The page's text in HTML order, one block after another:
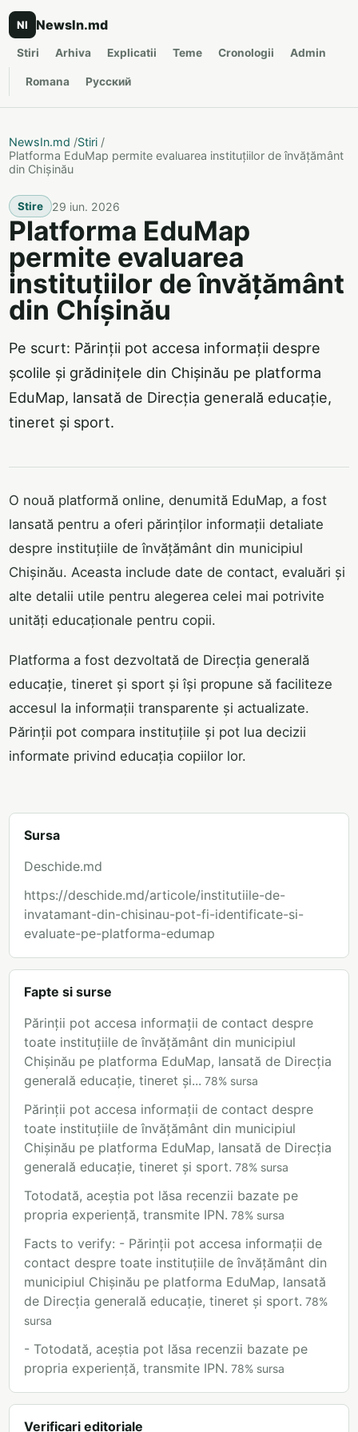
NI NewsIn.md
Stiri Arhiva Explicatii Teme Cronologii Admin
Romana Русский
NewsIn.md /Stiri /
Platforma EduMap permite evaluarea instituțiilor de învățământ
din Chișinău
Stire 29 iun. 2026
Platforma EduMap
permite evaluarea
instituțiilor de învățământ
din Chișinău
Pe scurt: Părinții pot accesa informații despre
școlile și grădinițele din Chișinău pe platforma
EduMap, lansată de Direcția generală educație,
tineret și sport.
O nouă platformă online, denumită EduMap, a fost
lansată pentru a oferi părinților informații detaliate
despre instituțiile de învățământ din municipiul
Chișinău. Aceasta include date de contact, evaluări și
alte detalii utile pentru alegerea celei mai potrivite
unități educaționale pentru copii.
Platforma a fost dezvoltată de Direcția generală
educație, tineret și sport și își propune să faciliteze
accesul la informații transparente și actualizate.
Părinții pot compara instituțiile și pot lua decizii
informate privind educația copiilor lor.
Sursa
Deschide.md
https://deschide.md/articole/institutiile-de-
invatamant-din-chisinau-pot-fi-identificate-si-
evaluate-pe-platforma-edumap
Fapte si surse
Părinții pot accesa informații de contact despre
toate instituțiile de învățământ din municipiul
Chișinău pe platforma EduMap, lansată de Direcția
generală educație, tineret și... 78% sursa
Părinții pot accesa informații de contact despre
toate instituțiile de învățământ din municipiul
Chișinău pe platforma EduMap, lansată de Direcția
generală educație, tineret și sport. 78% sursa
Totodată, aceștia pot lăsa recenzii bazate pe
propria experiență, transmite IPN. 78% sursa
Facts to verify: - Părinții pot accesa informații de
contact despre toate instituțiile de învățământ din
municipiul Chișinău pe platforma EduMap, lansată
de Direcția generală educație, tineret și sport. 78%
sursa
- Totodată, aceștia pot lăsa recenzii bazate pe
propria experiență, transmite IPN. 78% sursa
Verificari editoriale